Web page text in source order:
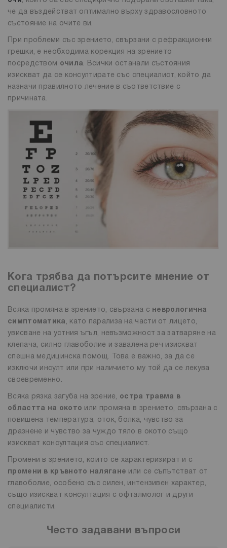
че да въздействат оптимално върху здравословното
състояние на очите ви.
При проблеми със зрението, свързани с рефракционни
грешки, е необходима корекция на зрението
посредством очила. Всички останали състояния
изискват да се консултирате със специалист, който да
назначи правилното лечение в съответствие с
причината.
Кога трябва да потърсите мнение от
специалист?
Всяка промяна в зрението, свързана с
неврологична
симптоматика , като парализа на части от лицето,
увисване на устния ъгъл, невъзможност за затваряне на
клепача, силно главоболие и завалена реч изискват
спешна медицинска помощ. Това е важно, за да се
изключи инсулт или при наличието му той да се лекува
своевременно.
Всяка рязка загуба на зрение, остра травма в
областта на окото или промяна в зрението, свързана с
повишена температура, оток, болка, чувство за
дразнене и чувство за чуждо тяло в окото също
изискват консултация със специалист.
Промени в зрението, които се характеризират и с
промени в кръвното налягане или се съпътстват от
главоболие, особено със силен, интензивен характер,
също изискват консултация с офталмолог и други
специалисти.
Често задавани въпроси